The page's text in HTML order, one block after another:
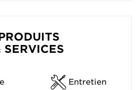
SERVICES
Entretien